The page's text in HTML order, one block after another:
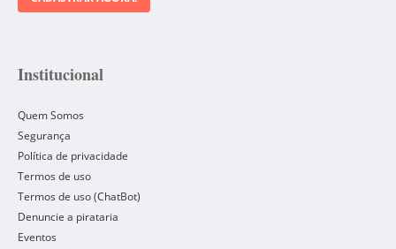
Institucional
Quem Somos
Segurança
Política de privacidade
Termos de uso
Termos de uso (ChatBot)
Denuncie a pirataria
Eventos